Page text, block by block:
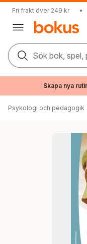
Fri frakt över 249 kr •
Sök bok, spel,
Skapa nya
Psykologi och pedagogik